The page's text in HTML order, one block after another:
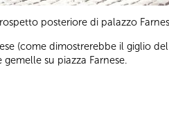
posteriore di palazzo
(come dimostrerebbe il giglio
su piazza Farnese.